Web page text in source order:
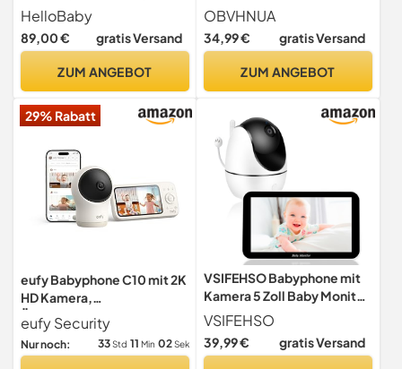
HB6550, 3500 mAh
HelloBaby
89,00 € gratis Versand
ZUM ANGEBOT
Babyphone 2,8" mit
2000mAh Akku
Digitalzoom VOX Modus
Nachtsicht
Schlaflied Wecker
OBVHNUA
34,99 € gratis Versand
ZUM ANGEBOT
29% Rabatt
eufy Babyphone C10 mit 2K
HD Kamera,
Überwachungskamera
Außen, Nachtsicht
eufy Security
Nur noch: 33 Std 11 Min 01Sek
VSIFEHSO Babyphone mit
Kamera 5 Zoll Baby Monitor
720p Baby Phone
Digitalzoom Zwei-Wege-
Audio Einlegbare SD-Karte
VSIFEHSO
39,99 € gratis Versand